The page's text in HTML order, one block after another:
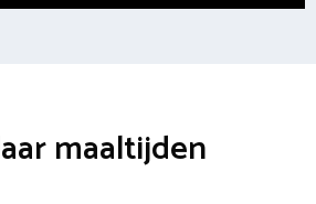
maaltijden